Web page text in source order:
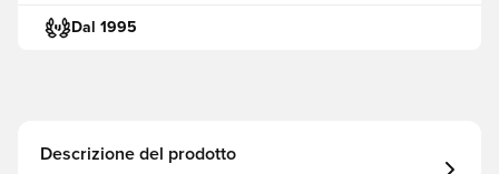
Dal 1995
Descrizione del prodotto